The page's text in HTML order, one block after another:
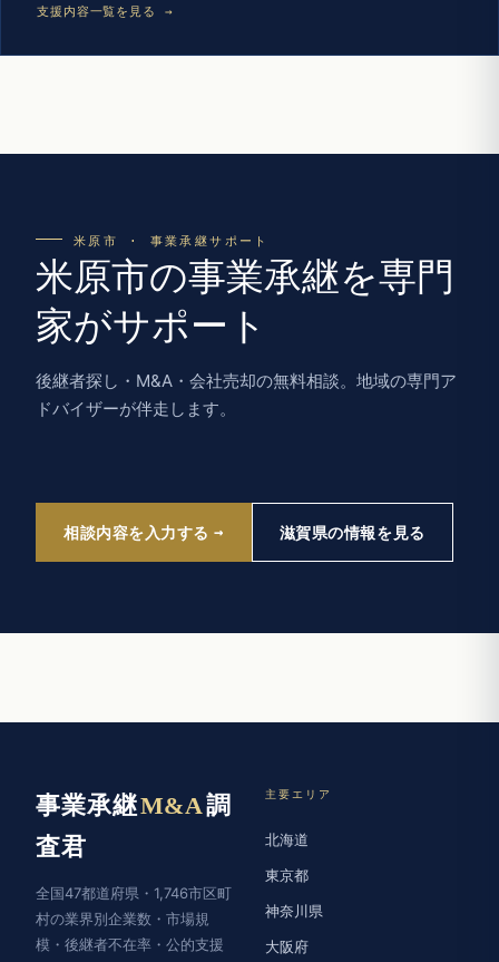
支援内容一覧を見る →
米原市 · 事業承継サポート
米原市の事業承継を専門
家がサポート
後継者探し・M&A・会社売却の無料相談。地域の専門ア
ドバイザーが伴走します。
相談内容を入力する 滋賀県の情報を見る
事業承継M&A調
査君
全国47都道府県・1,746市区町
村の業界別企業数・市場規
模・後継者不在率・公的支援
主要エリア
北海道
東京都
神奈川県
大阪府